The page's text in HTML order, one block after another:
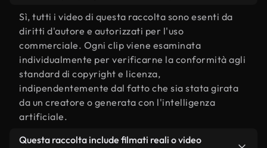
Sì, tutti i video di questa raccolta sono esenti da
diritti d'autore e autorizzati per l'uso
commerciale. Ogni clip viene esaminata
individualmente per verificarne la conformità agli
standard di copyright e licenza,
indipendentemente dal fatto che sia stata girata
da un creatore o generata con l'intelligenza
artificiale.
Questa raccolta include filmati reali o video